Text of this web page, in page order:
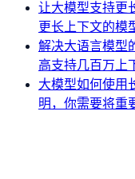
让大模型支持更
更长上下文的模
解决大语言模型
高支持几百万上
大模型如何使用
明，你需要将重